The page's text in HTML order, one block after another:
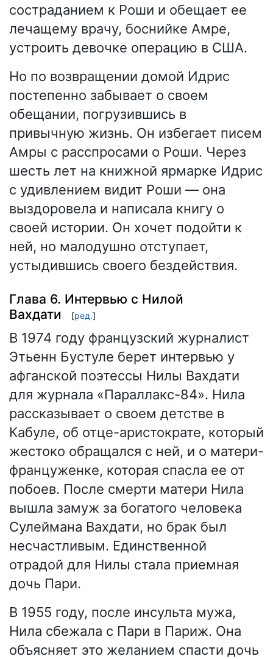
состраданием к Роши и обещает ее
лечащему врачу, боснийке Амре,
устроить девочке операцию в США.
Но по возвращении домой Идрис
постепенно забывает о своем
обещании, погрузившись в
привычную жизнь. Он избегает писем
Амры с расспросами о Роши. Через
шесть лет на книжной ярмарке Идрис
с удивлением видит Роши — она
выздоровела и написала книгу о
своей истории. Он хочет подойти к
ней, но малодушно отступает,
устыдившись своего бездействия.
Глава 6. Интервью с Нилой
Вахдати
[ред.]
В 1974 году французский журналист
Этьенн Бустуле берет интервью у
афганской поэтессы Нилы Вахдати
для журнала «Параллакс-84». Нила
рассказывает о своем детстве в
Кабуле, об отце-аристократе, который
жестоко обращался с ней, и о матери-
француженке, которая спасла ее от
побоев. После смерти матери Нила
вышла замуж за богатого человека
Сулеймана Вахдати, но брак был
несчастливым. Единственной
отрадой для Нилы стала приемная
дочь Пари.
В 1955 году, после инсульта мужа,
Нила сбежала с Пари в Париж. Она
объясняет это желанием спасти дочь